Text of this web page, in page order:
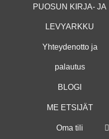
PUOSUN KIRJA- JA
LEVYARKKU
Yhteydenotto ja
palautus
BLOGI
ME ETSIJÄT
Oma tili